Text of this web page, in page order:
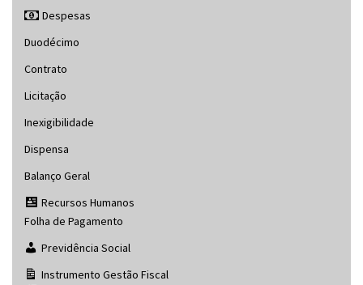
Despesas
Duodécimo
Contrato
Licitação
Inexigibilidade
Dispensa
Balanço Geral
Recursos Humanos
Folha de Pagamento
Previdência Social
Instrumento Gestão Fiscal